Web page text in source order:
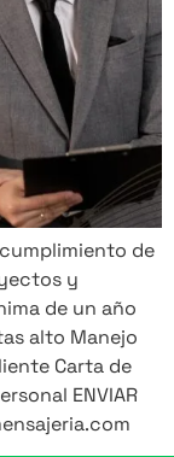
de
y
de un año
alto Manejo
Carta de
ENVIAR